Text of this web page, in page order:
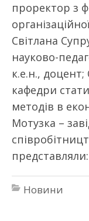
проректор з
Світлана
науково-
к.е.н.,
кафедри
методів в
Мотузка –
Новини